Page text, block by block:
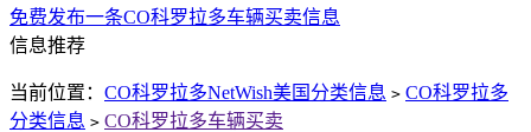
免费发布一条CO科罗拉多车辆买卖信息
信息推荐
当前位置： CO科罗拉多NetWish美国分类信息 > CO科罗拉多
分类信息 > CO科罗拉多车辆买卖